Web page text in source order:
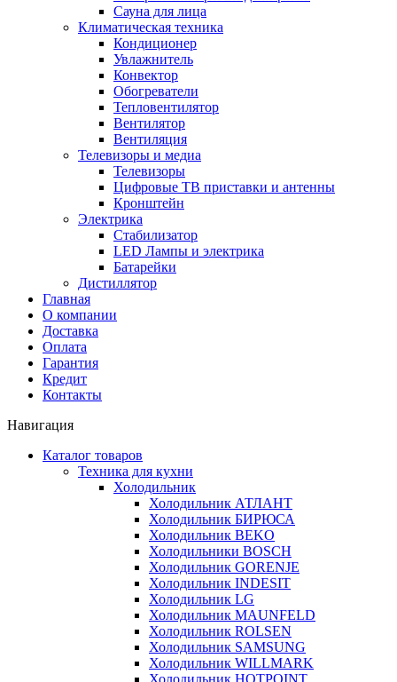
Сауна для лица
Климатическая техника
Кондиционер
Увлажнитель
Конвектор
Обогреватели
Тепловентилятор
Вентилятор
Вентиляция
Телевизоры и медиа
Телевизоры
Цифровые ТВ приставки и антенны
Кронштейн
Электрика
Стабилизатор
LED Лампы и электрика
Батарейки
Дистиллятор
Главная
О компании
Доставка
Оплата
Гарантия
Кредит
Контакты
Навигация
Каталог товаров
Техника для кухни
Холодильник
Холодильник АТЛАНТ
Холодильник БИРЮСА
Холодильник BEKO
Холодильники BOSCH
Холодильник GORENJE
Холодильник INDESIT
Холодильник LG
Холодильник MAUNFELD
Холодильник ROLSEN
Холодильник SAMSUNG
Холодильник WILLMARK
Холодильник HOTPOINT